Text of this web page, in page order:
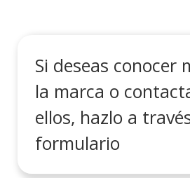
Si deseas conocer
la marca o
ellos, hazlo a
formulario